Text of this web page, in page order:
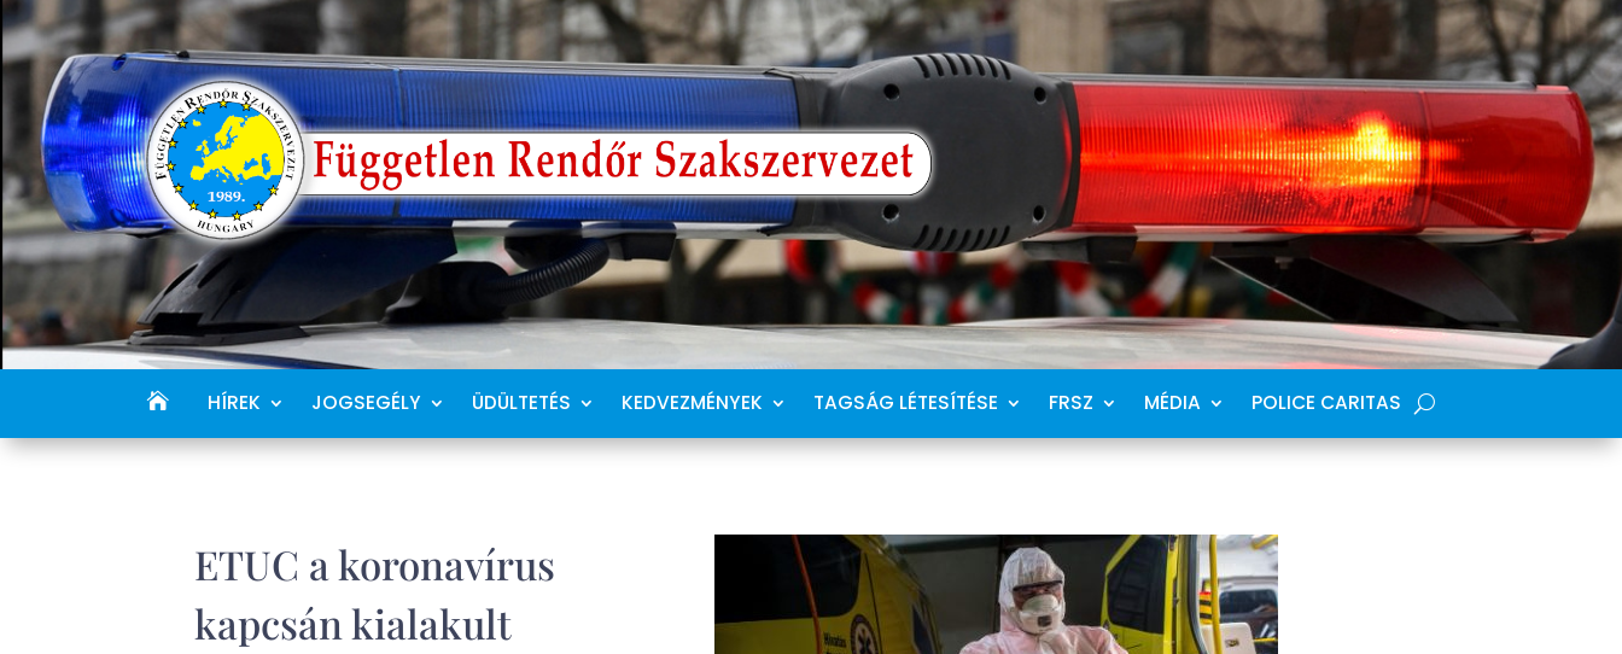
HÍREK JOGSEGÉLY ÜDÜLTETÉS KEDVEZMÉNYEK TAGSÁG LÉTESÍTÉSE FRSZ MÉDIA POLICE CARITAS
ETUC a koronavírus
kapcsán kialakult